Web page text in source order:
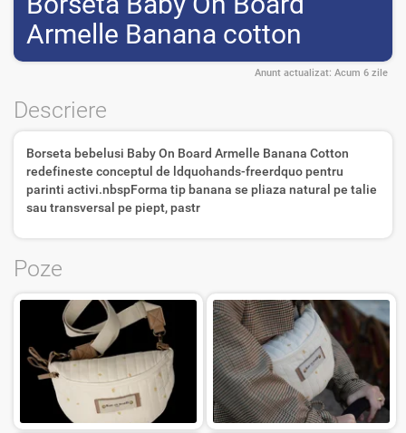
Armelle Banana cotton
Anunt actualizat: Acum 6 zile
Descriere
Borseta bebelusi Baby On Board Armelle Banana Cotton
redefineste conceptul de ldquohands-freerdquo pentru
parinti activi.nbspForma tip banana se pliaza natural pe talie
sau transversal pe piept, pastr
Poze